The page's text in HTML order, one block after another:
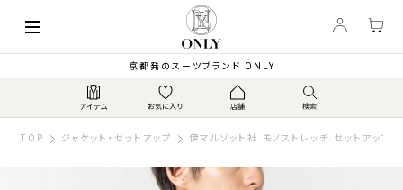
京都発のスーツブランド ONLY
TOP ジャケット・セットアップ 伊マルゾット社 モノストレッチ セットアップ